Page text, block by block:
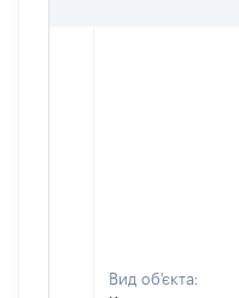
Вид об'єкта: